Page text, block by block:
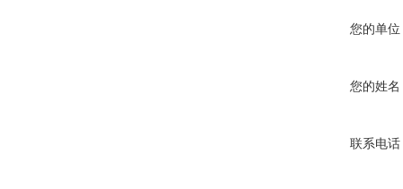
您的单位
您的姓名
联系电话